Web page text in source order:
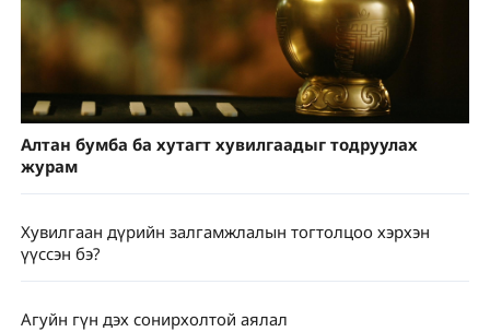
Алтан бумба ба хутагт хувилгаадыг тодруулах
журам
Хувилгаан дүрийн залгамжлалын тогтолцоо хэрхэн
үүссэн бэ?
Агуйн гүн дэх сонирхолтой аялал